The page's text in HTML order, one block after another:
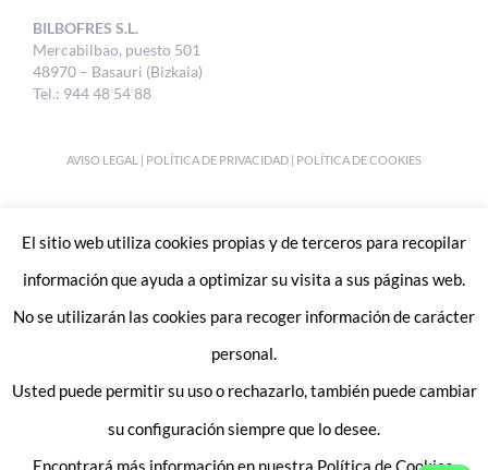
BILBOFRES S.L.
Mercabilbao, puesto 501
48970 – Basauri (Bizkaia)
Tel.: 944 48 54 88
AVISO LEGAL | POLÍTICA DE PRIVACIDAD | POLÍTICA DE COOKIES
Enlaces de interes:
Trabaja con nosotros
El sitio web utiliza cookies propias y de terceros para recopilar
información que ayuda a optimizar su visita a sus páginas web.
No se utilizarán las cookies para recoger información de carácter
personal.
Usted puede permitir su uso o rechazarlo, también puede cambiar
su configuración siempre que lo desee.
Encontrará más información en nuestra Política de Cookies.